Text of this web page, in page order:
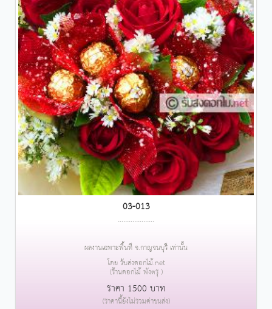
03-013
....................
ผลงานเฉพาะพื้นที่ จ.กาญจนบุรี เท่านั้น
โดย รับส่งดอกไม้.net
(ร้านดอกไม้ พังตรุ )
ราคา 1500 บาท
(ราคานี้ยังไม่รวมค่าขนส่ง)